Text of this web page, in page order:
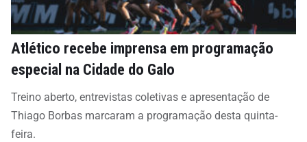
Atlético recebe imprensa em programação
especial na Cidade do Galo
Treino aberto, entrevistas coletivas e apresentação de
Thiago Borbas marcaram a programação desta quinta-
feira.